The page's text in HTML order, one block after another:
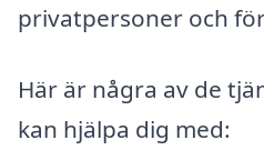
privatpersoner och
Här är några av de
kan hjälpa dig med: